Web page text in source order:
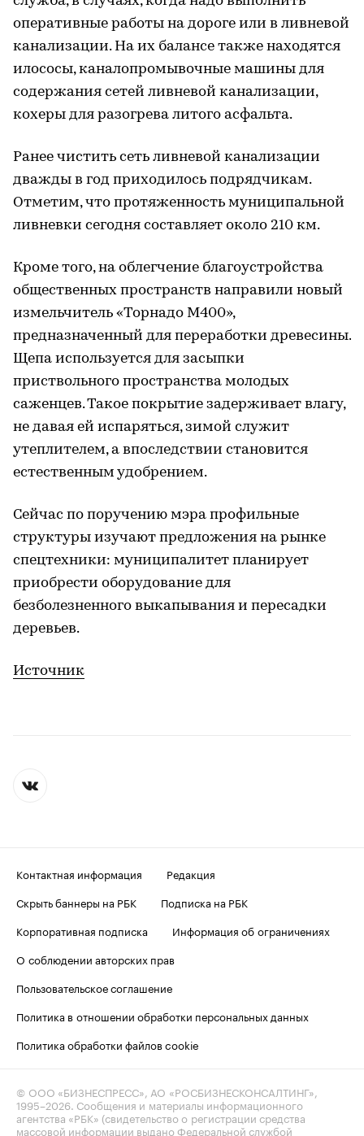
оперативные работы на дороге или в ливневой
канализации. На их балансе также находятся
илососы, каналопромывочные машины для
содержания сетей ливневой канализации,
кохеры для разогрева литого асфальта.
Ранее чистить сеть ливневой канализации
дважды в год приходилось подрядчикам.
Отметим, что протяженность муниципальной
ливневки сегодня составляет около 210 км.
Кроме того, на облегчение благоустройства
общественных пространств направили новый
измельчитель «Торнадо М400»,
предназначенный для переработки древесины.
Щепа используется для засыпки
приствольного пространства молодых
саженцев. Такое покрытие задерживает влагу,
не давая ей испаряться, зимой служит
утеплителем, а впоследствии становится
естественным удобрением.
Сейчас по поручению мэра профильные
структуры изучают предложения на рынке
спецтехники: муниципалитет планирует
приобрести оборудование для
безболезненного выкапывания и пересадки
деревьев.
Источник
Контактная информация
Редакция
Скрыть баннеры на РБК
Подписка на РБК
Корпоративная подписка
Информация об ограничениях
О соблюдении авторских прав
Пользовательское соглашение
Политика в отношении обработки персональных данных
Политика обработки файлов cookie
© ООО «БИЗНЕСПРЕСС», АО «РОСБИЗНЕСКОНСАЛТИНГ»,
1995–2026 . Сообщения и материалы информационного
агентства «РБК» (свидетельство о регистрации средства
массовой информации выдано Федеральной службой